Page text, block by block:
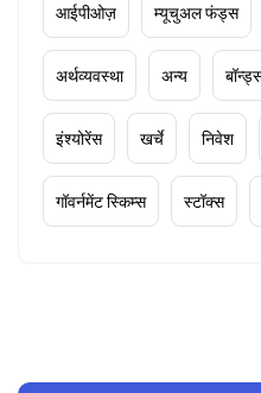
आईपीओज़ म्यूचुअल फंड्स
अर्थव्यवस्था अन्य
इंश्योरेंस खर्चे निवेश
गॉवर्नमेंट स्किम्स स्टॉक्स